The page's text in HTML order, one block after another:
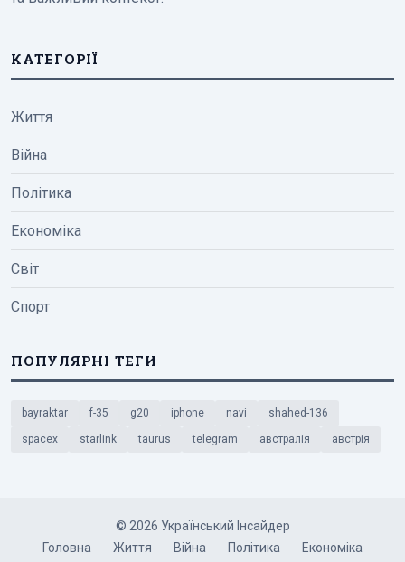
КАТЕГОРІЇ
Життя
Війна
Політика
Економіка
Світ
Спорт
ПОПУЛЯРНІ ТЕГИ
bayraktar f-35 g20 iphone navi shahed-136
spacex starlink taurus telegram австралія австрія
© 2026 Український Інсайдер
Головна
Життя Війна Політика Економіка